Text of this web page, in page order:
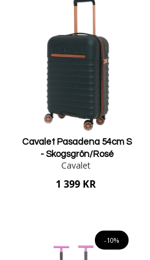
Cavalet Pasadena 54cm S
- Skogsgrön/Rosé
Cavalet
1 399 KR
-10%